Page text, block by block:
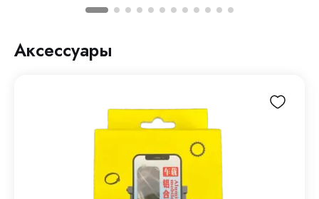
Аксессуары